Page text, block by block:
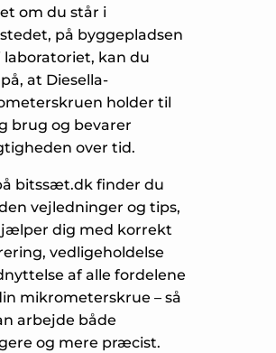
om du står i
på byggepladsen
laboratoriet, kan du
at Diesella-
holder til
brug og bevarer
over tid.
bitssæt.dk finder du
vejledninger og tips,
dig med korrekt
vedligeholdelse
af alle fordelene
mikrometerskrue – så
arbejde både
og mere præcist.